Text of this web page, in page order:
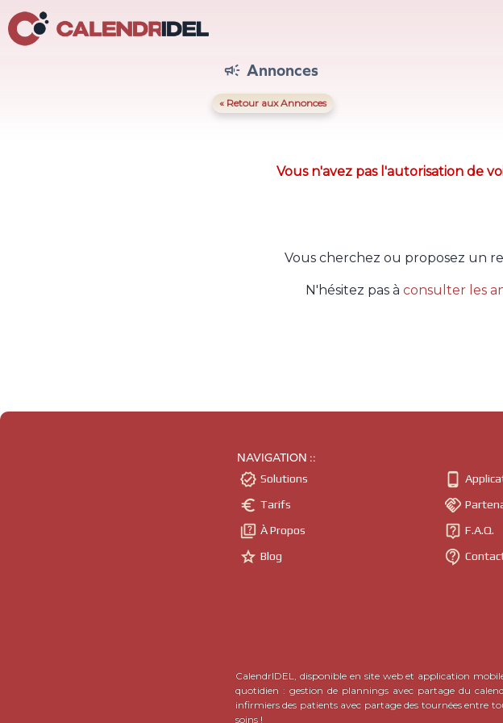
 Annonces
« Retour aux Annonces
Vous n'avez pas l'autorisation de
Vous cherchez ou proposez un
N'hésitez pas à consulter les
NAVIGATION ::
 Solutions
 Tarifs
 À Propos
 Blog


 F.A.Q.

CalendrIDEL, disponible en site web et application
quotidien : gestion de plannings avec partage du
infirmiers des patients avec partage des tournées entre
soins !